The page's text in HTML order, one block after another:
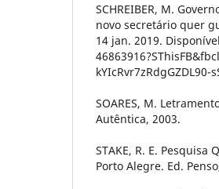
SCHREIBER, M.
novo secretário quer
14 jan. 2019.
kYIcRvr7zRdgGZDL90-
SOARES, M.
Autêntica, 2003.
STAKE, R. E.
Porto Alegre. Ed.